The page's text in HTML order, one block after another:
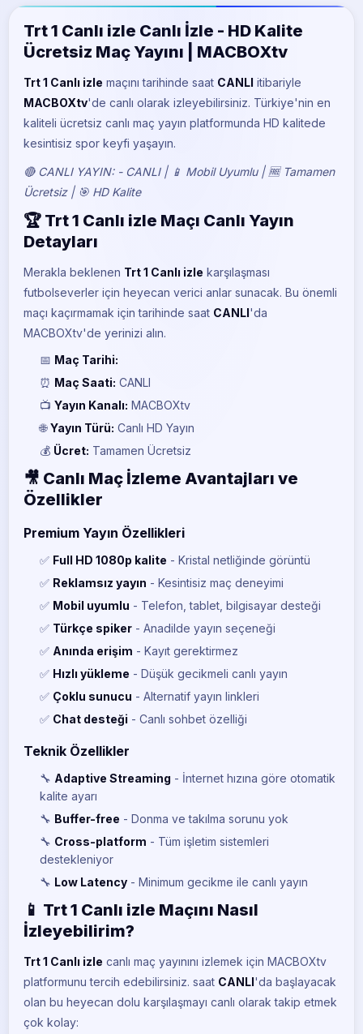
BeIN Sports 5
Trt 1 Canlı izle Canlı İzle - HD Kalite
Ücretsiz Maç Yayını | MACBOXtv
Trt 1 Canlı izle maçınıtarihinde saat CANLI itibariyle
MACBOXtv'de canlı olarak izleyebilirsiniz. Türkiye'nin en
kaliteli ücretsiz canlı maç yayın platformunda HD kalitede
kesintisiz spor keyfi yaşayın.
🔴 CANLI YAYIN: - CANLI | 📱 Mobil Uyumlu | 🆓 Tamamen
Ücretsiz | 🎯 HD Kalite
🏆 Trt 1 Canlı izle Maçı Canlı Yayın
Detayları
Merakla beklenen Trt 1 Canlı izle karşılaşması
futbolseverler için heyecan verici anlar sunacak. Bu önemli
maçı kaçırmamak içintarihinde saat CANLI'da
MACBOXtv'de yerinizi alın.
📅 Maç Tarihi:
⏰ Maç Saati: CANLI
📺 Yayın Kanalı: MACBOXtv
🌐Yayın Türü: Canlı HD Yayın
💰 Ücret: Tamamen Ücretsiz
🎥 Canlı Maç İzleme Avantajları ve
Özellikler
Premium Yayın Özellikleri
✅ Full HD 1080p kalite - Kristal netliğinde görüntü
✅ Reklamsız yayın - Kesintisiz maç deneyimi
✅ Mobil uyumlu - Telefon, tablet, bilgisayar desteği
✅ Türkçe spiker - Anadilde yayın seçeneği
✅ Anında erişim - Kayıt gerektirmez
✅ Hızlı yükleme - Düşük gecikmeli canlı yayın
✅ Çoklu sunucu - Alternatif yayın linkleri
✅ Chat desteği - Canlı sohbet özelliği
Teknik Özellikler
🔧 Adaptive Streaming - İnternet hızına göre otomatik
kalite ayarı
🔧 Buffer-free - Donma ve takılma sorunu yok
🔧 Cross-platform - Tüm işletim sistemleri
destekleniyor
🔧 Low Latency - Minimum gecikme ile canlı yayın
📱 Trt 1 Canlı izle Maçını Nasıl
İzleyebilirim?
Trt 1 Canlı izle canlı maç yayınını izlemek için MACBOXtv
platformunu tercih edebilirsiniz. saat CANLI'da başlayacak
olan bu heyecan dolu karşılaşmayı canlı olarak takip etmek
çok kolay: